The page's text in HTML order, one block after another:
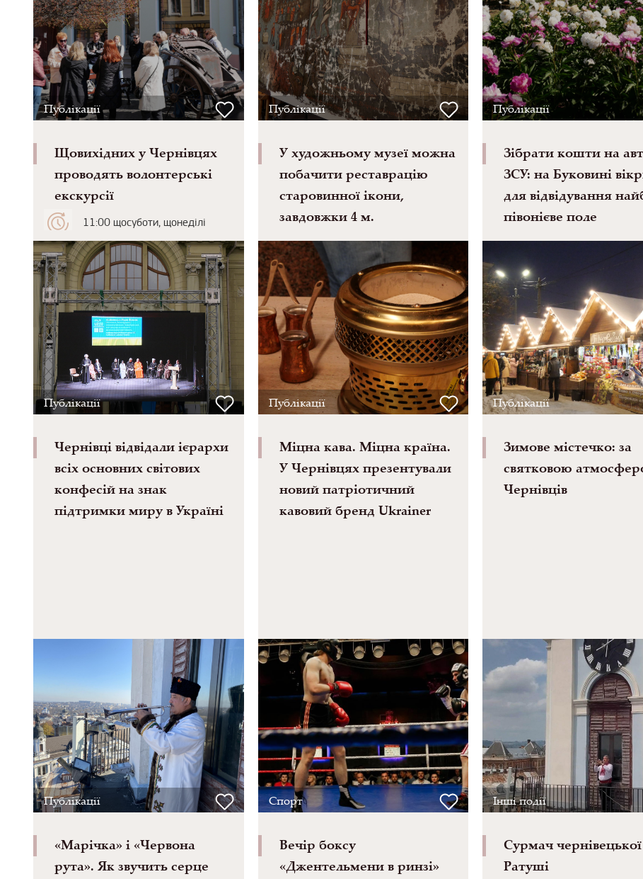
Публікації
Щовихідних у Чернівцях
проводять волонтерські
екскурсії
11:00 щосуботи, щонеділі
Публікації
У художньому музеї можна
побачити реставрацію
старовинної ікони,
завдовжки 4 м.
Публікації
Зібрати кошти на
ЗСУ: на Буковині
для відвідування
півонієве поле
Публікації
Чернівці відвідали ієрархи
всіх основних світових
конфесій на знак
підтримки миру в Україні
Публікації
Міцна кава. Міцна країна.
У Чернівцях презентували
новий патріотичний
кавовий бренд Ukrainer
Публікації
Зимове містечко: за
святковою
Чернівців
Публікації
«Марічка» і «Червона
рута». Як звучить серце
Спорт
Вечір боксу
«Джентельмени в ринзі»
Інші події
Сурмач чернівецької
Ратуші